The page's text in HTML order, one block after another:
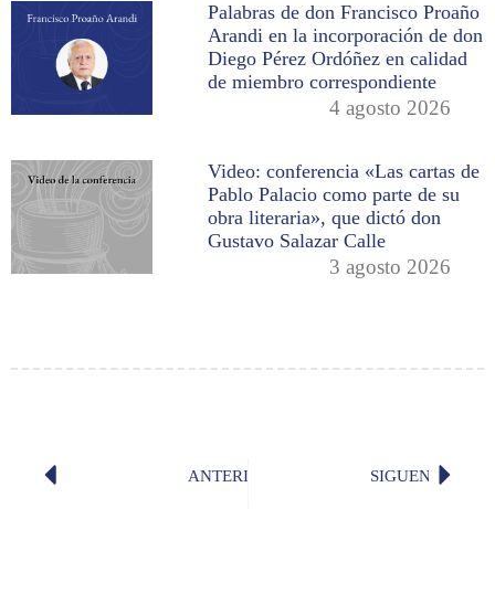
Palabras de don Francisco Proaño
Arandi en la incorporación de don
Diego Pérez Ordóñez en calidad
de miembro correspondiente
4 agosto 2026
Video: conferencia «Las cartas de
Pablo Palacio como parte de su
obra literaria», que dictó don
Gustavo Salazar Calle
3 agosto 2026
ANTERIOR Poema del día: «El solitario» (Juan
SIGUENTE«El